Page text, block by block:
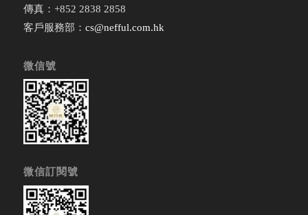
傳真：+852 2838 2858
客戶服務部： cs@nefful.com.hk
微信號
微信訂閱號